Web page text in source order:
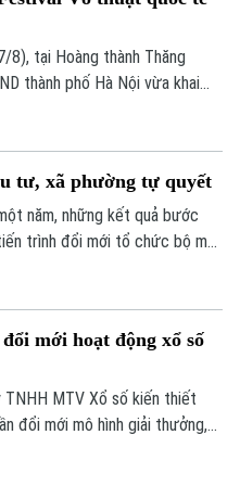
8), tại Hoàng thành Thăng
thành phố Hà Nội vừa khai
tư, xã phường tự quyết
năm, những kết quả bước
trình đổi mới tổ chức bộ máy
là bước chuyển căn bản tổ
quản trị của thành phố Hà
mới hoạt động xổ số
TNHH MTV Xổ số kiến thiết
đổi mới mô hình giải thưởng,